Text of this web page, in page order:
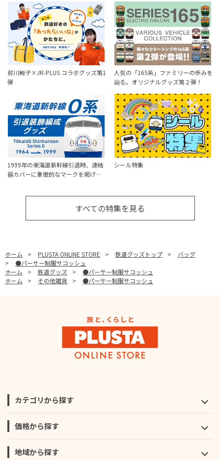
鈴川絢子×JR-PLUS コラボグッズ第1
弾
人気の「165系」ファミリーの歩みを
辿る。オリジナルグッズ第２弾！
1999年の東海道新幹線引退時、連結
器カバーに象徴的なマークを掲げ…
シール特集
すべての特集を見る
ホーム > PLUSTA ONLINE STORE > 鉄道グッズトップ >
バッグ
>
●パーサー制服サコッシュ
ホーム
> 鉄道グッズ >
●パーサー制服サコッシュ
ホーム
> その他雑貨 > ●パーサー制服サコッシュ
カテゴリから探す
価格から探す
地域から探す